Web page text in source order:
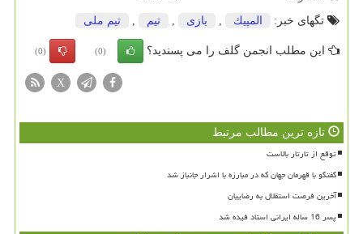
تگهای خبر:
المپیك بازی تیم تیم ملی
این مطلب انجمن گلف را می پسندید؟ (0)
(0)
X
تازه ترین مطالب مرتبط
توقع از تارتار بالاست
گفتگو با قهرمان جهان که در مبارزه با اشرار جانباز شد
آخرین فرصت استقلال به رضاییان
پسر 16 ساله ایرانی استاد فیده شد